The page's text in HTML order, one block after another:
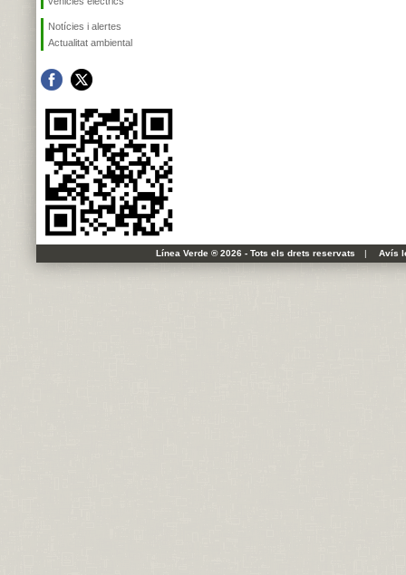
Notícies i alertes
Actualitat ambiental
Línea Verde ® 2026 - Tots els drets reservats | Avís